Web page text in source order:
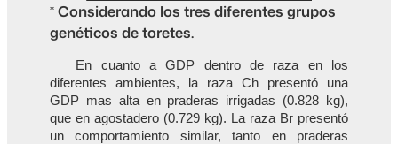
* Considerando los tres diferentes grupos
genéticos de toretes.
En cuanto a GDP dentro de raza en los
diferentes ambientes, la raza Ch presentó una
GDP mas alta en praderas irrigadas (0.828 kg),
que en agostadero (0.729 kg). La raza Br presentó
un comportamiento similar, tanto en praderas